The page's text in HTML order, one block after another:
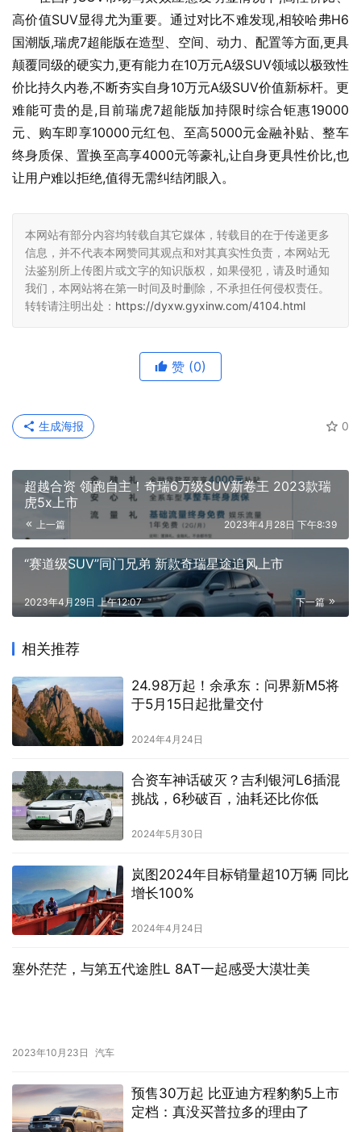
高价值SUV显得尤为重要。通过对比不难发现,相较哈弗H6
国潮版,瑞虎7超能版在造型、空间、动力、配置等方面,更具
颠覆同级的硬实力,更有能力在10万元A级SUV领域以极致性
价比持久内卷,不断夯实自身10万元A级SUV价值新标杆。更
难能可贵的是,目前瑞虎7超能版加持限时综合钜惠19000
元、购车即享10000元红包、至高5000元金融补贴、整车
终身质保、置换至高享4000元等豪礼,让自身更具性价比,也
让用户难以拒绝,值得无需纠结闭眼入。
本网站有部分内容均转载自其它媒体，转载目的在于传递更多
信息，并不代表本网赞同其观点和对其真实性负责，本网站无
法鉴别所上传图片或文字的知识版权，如果侵犯，请及时通知
我们，本网站将在第一时间及时删除，不承担任何侵权责任。
转转请注明出处： https://dyxw.gyxinw.com/4104.html
赞 (0)
0
生成海报
超越合资 领跑自主！奇瑞6万级SUV新卷王 2023款瑞
虎5x上市
上一篇 2023年4月28日 下午8:39
“赛道级SUV”同门兄弟 新款奇瑞星途追风上市
下一篇
2023年4月29日 上午12:07
相关推荐
24.98万起！余承东：问界新M5将
于5月15日起批量交付
2024年4月24日
合资车神话破灭？吉利银河L6插混
挑战，6秒破百，油耗还比你低
2024年5月30日
岚图2024年目标销量超10万辆 同比
增长100%
2024年4月24日
塞外茫茫，与第五代途胜L 8AT一起感受大漠壮美
2023年10月23日 汽车
预售30万起 比亚迪方程豹豹5上市
定档：真没买普拉多的理由了